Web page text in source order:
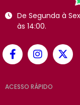
De Segunda à
às 14:00.
ACESSO RÁPIDO